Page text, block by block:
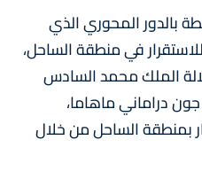
بالدور المحوري الذي
في منطقة الساحل،
الملك محمد السادس
دراماني ماهاما،
بمنطقة الساحل من خلال